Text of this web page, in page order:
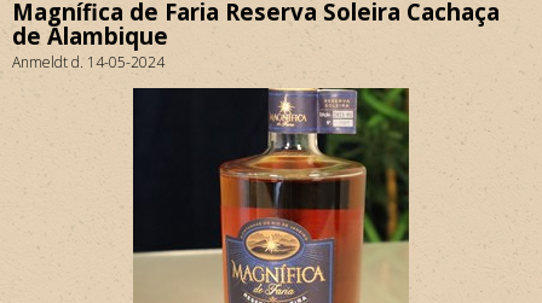
Magnífica de Faria Reserva Soleira Cachaça
de Alambique
Anmeldt d. 14-05-2024